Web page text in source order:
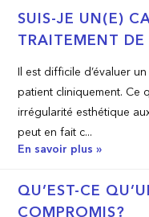
SUIS-JE UN(E)
TRAITEMENT
Il est difficile d’évaluer
patient cliniquement. Ce
irrégularité esthétique
peut en fait c...
En savoir plus »
QU’EST-CE
COMPROMIS?